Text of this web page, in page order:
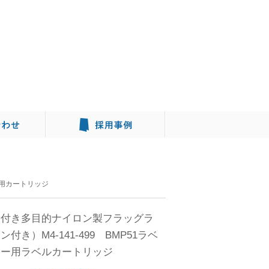
カートリッジ
き多目的ナイロン製フラッグラ
付き）M4-141-499 BMP51ラベ
用ラベルカートリッジ